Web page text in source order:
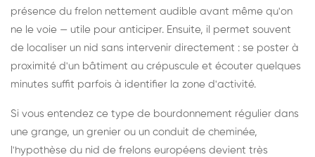
présence du frelon nettement audible avant même qu'on
ne le voie — utile pour anticiper. Ensuite, il permet souvent
de localiser un nid sans intervenir directement : se poster à
proximité d'un bâtiment au crépuscule et écouter quelques
minutes suffit parfois à identifier la zone d'activité.
Si vous entendez ce type de bourdonnement régulier dans
une grange, un grenier ou un conduit de cheminée,
l'hypothèse du nid de frelons européens devient très